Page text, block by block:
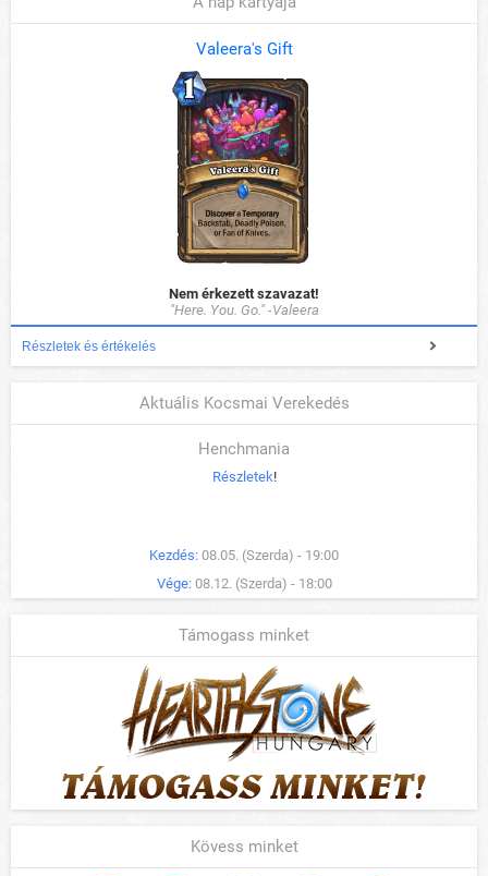
Valeera's Gift
Nem érkezett szavazat!
"Here. You. Go." -Valeera
Részletek és értékelés
Aktuális Kocsmai Verekedés
Henchmania
Részletek!
Kezdés: 08.05. (Szerda) - 19:00
Vége: 08.12. (Szerda) - 18:00
Támogass minket
Kövess minket